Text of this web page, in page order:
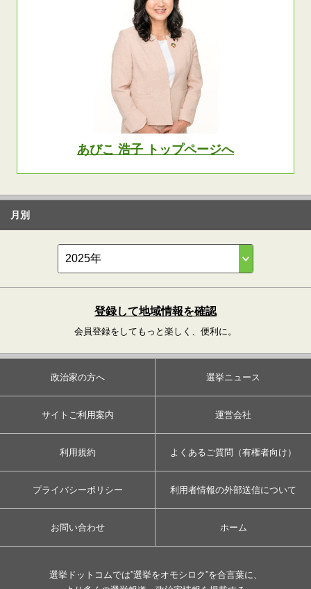
あびこ 浩子 トップページへ
月別
登録して地域情報を確認
会員登録をしてもっと楽しく、便利に。
政治家の方へ 選挙ニュース
サイトご利用案内 運営会社
利用規約 よくあるご質問（有権者向け）
プライバシーポリシー 利用者情報の外部送信について
お問い合わせ ホーム
選挙ドットコムでは”選挙をオモシロク”を合言葉に、